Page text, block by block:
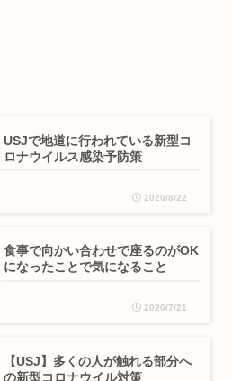
USJで地道に行われている新型コ
ロナウイルス感染予防策
2020/8/22
食事で向かい合わせで座るのがOK
になったことで気になること
2020/7/21
【USJ】多くの人が触れる部分へ
の新型コロナウイル対策